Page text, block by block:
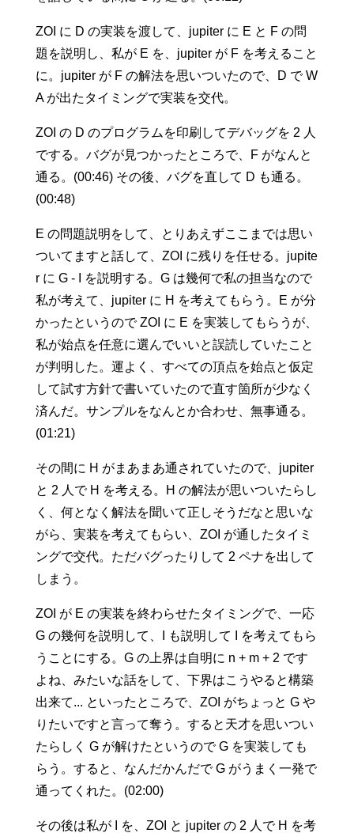
ZOI に D の実装を渡して、jupiter に E と F の問
題を説明し、私が E を、jupiter が F を考えること
に。jupiter が F の解法を思いついたので、D で W
A が出たタイミングで実装を交代。
ZOI の D のプログラムを印刷してデバッグを 2 人
でする。バグが見つかったところで、F がなんと
通る。(00:46) その後、バグを直して D も通る。
(00:48)
E の問題説明をして、とりあえずここまでは思い
ついてますと話して、ZOI に残りを任せる。jupite
r に G - I を説明する。G は幾何で私の担当なので
私が考えて、jupiter に H を考えてもらう。E が分
かったというので ZOI に E を実装してもらうが、
私が始点を任意に選んでいいと誤読していたこと
が判明した。運よく、すべての頂点を始点と仮定
して試す方針で書いていたので直す箇所が少なく
済んだ。サンプルをなんとか合わせ、無事通る。
(01:21)
その間に H がまあまあ通されていたので、jupiter
と 2 人で H を考える。H の解法が思いついたらし
く、何となく解法を聞いて正しそうだなと思いな
がら、実装を考えてもらい、ZOI が通したタイミ
ングで交代。ただバグったりして 2 ペナを出して
しまう。
ZOI が E の実装を終わらせたタイミングで、一応
G の幾何を説明して、I も説明して I を考えてもら
うことにする。G の上界は自明に n + m + 2 です
よね、みたいな話をして、下界はこうやると構築
出来て... といったところで、ZOI がちょっと G や
りたいですと言って奪う。すると天才を思いつい
たらしく G が解けたというので G を実装しても
らう。すると、なんだかんだで G がうまく一発で
通ってくれた。(02:00)
その後は私が I を、ZOI と jupiter の 2 人で H を考